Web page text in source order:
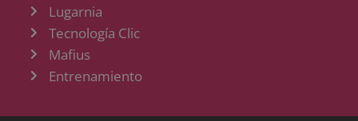
Lugarnia
Tecnología Clic
Mafius
Entrenamiento